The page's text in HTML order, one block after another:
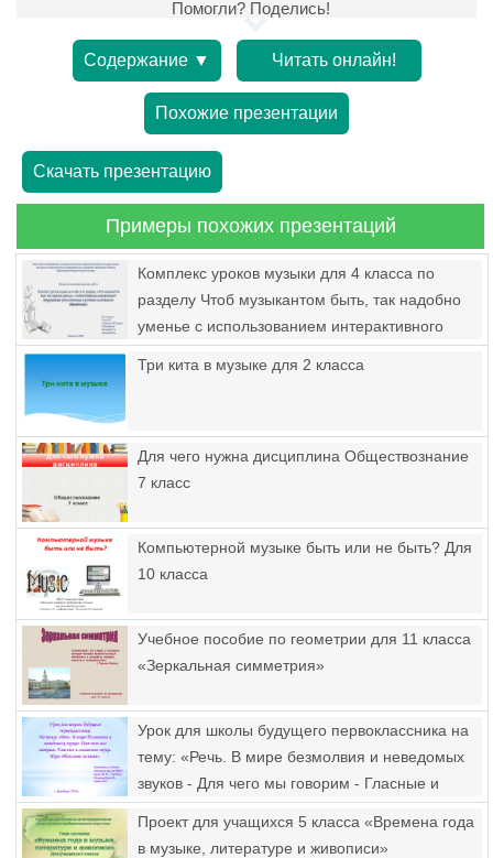
Помогли? Поделись!
Содержание ▼ Читать онлайн!
Похожие презентации
Скачать презентацию
Примеры похожих презентаций
Комплекс уроков музыки для 4 класса по
разделу Чтоб музыкантом быть, так надобно
уменье с использованием интерактивного
инклюзивного образовании)
Три кита в музыке для 2 класса
Для чего нужна дисциплина Обществознание
7 класс
Компьютерной музыке быть или не быть? Для
10 класса
Учебное пособие по геометрии для 11 класса
«Зеркальная симметрия»
Урок для школы будущего первоклассника на
тему: «Речь. В мире безмолвия и неведомых
звуков - Для чего мы говорим - Гласные и
Проект для учащихся 5 класса «Времена года
в музыке, литературе и живописи»